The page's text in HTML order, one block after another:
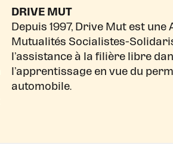
DRIVE MUT
Depuis 1997, Drive Mut est une
Mutualités Socialistes-
l’assistance à la filière libre
l’apprentissage en vue du
automobile.